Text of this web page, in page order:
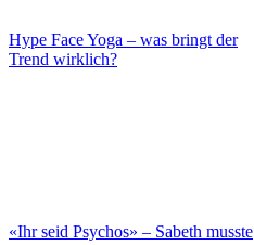
Hype Face Yoga – was bringt der
Trend wirklich?
«Ihr seid Psychos» – Sabeth musste